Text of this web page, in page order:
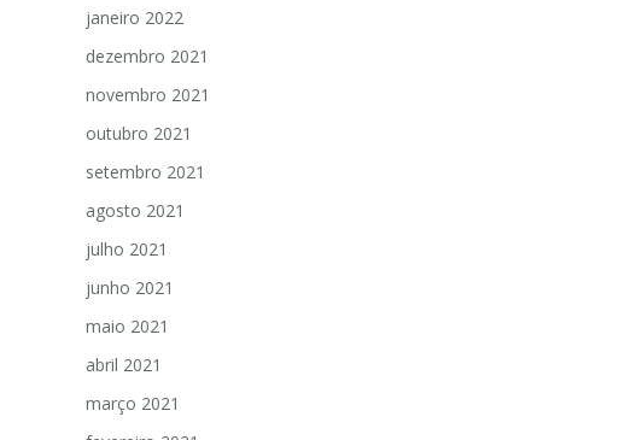
janeiro 2022
dezembro 2021
novembro 2021
outubro 2021
setembro 2021
agosto 2021
julho 2021
junho 2021
maio 2021
abril 2021
março 2021